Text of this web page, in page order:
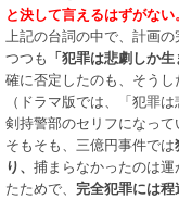
と決して言えるはずがない。
上記の台詞の中で、計画
つつも 「犯罪は悲劇しか生
確に否定したのも、そうし
（ドラマ版では、「犯罪
剣持警部のセリフになって
そもそも、三億円事件では
り、 捕まらなかったのは
たためで、 完全犯罪には程